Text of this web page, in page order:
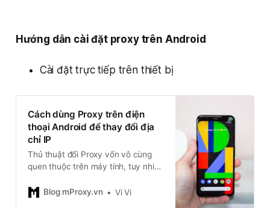
Hướng dẫn cài đặt proxy trên Android
Cài đặt trực tiếp trên thiết bị
Cách dùng Proxy trên điện
thoại Android để thay đổi địa
chỉ IP
Thủ thuật đổi Proxy vốn vô cùng
quen thuộc trên máy tính, tuy nhiên
trên điện thoại Android người dùng
Blog mProxy.vn Vi Vi